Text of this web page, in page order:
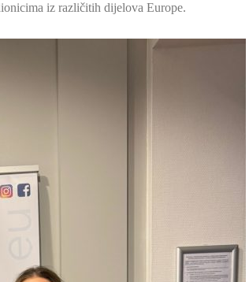
iz različitih dijelova Europe.